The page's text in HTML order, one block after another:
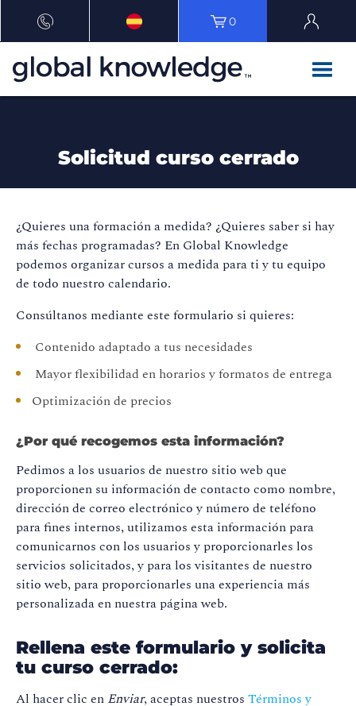
0
Solicitud curso cerrado
¿Quieres una formación a medida? ¿Quieres saber si hay
más fechas programadas? En Global Knowledge
podemos organizar cursos a medida para ti y tu equipo
de todo nuestro calendario.
Consúltanos mediante este formulario si quieres:
Contenido adaptado a tus necesidades
Mayor flexibilidad en horarios y formatos de entrega
Optimización de precios
¿Por qué recogemos esta información?
Pedimos a los usuarios de nuestro sitio web que
proporcionen su información de contacto como nombre,
dirección de correo electrónico y número de teléfono
para fines internos, utilizamos esta información para
comunicarnos con los usuarios y proporcionarles los
servicios solicitados, y para los visitantes de nuestro
sitio web, para proporcionarles una experiencia más
personalizada en nuestra página web.
Rellena este formulario y solicita
tu curso cerrado:
Al hacer clic en Enviar, aceptas nuestros Términos y